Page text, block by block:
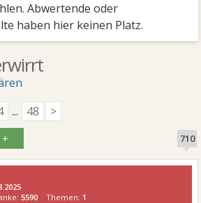
Abwertende oder
haben hier keinen Platz.
... 48 >
710
5590 Themen: 1